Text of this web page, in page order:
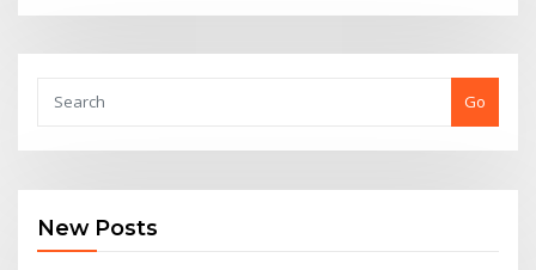
Go
New Posts